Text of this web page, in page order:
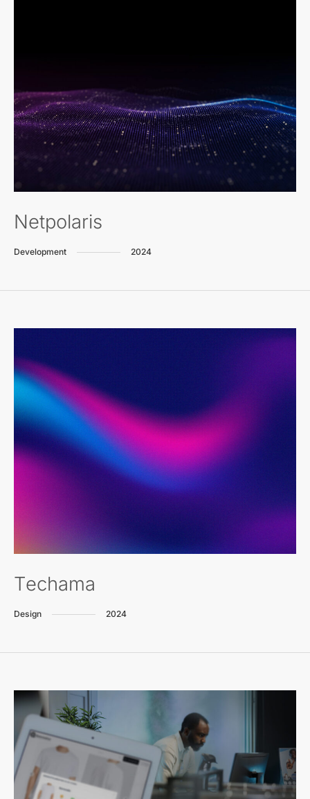
Netpolaris
Development 2024
Techama
Design 2024